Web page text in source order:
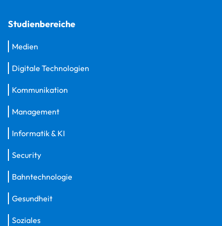
Studienbereiche
Medien
Digitale Technologien
Kommunikation
Management
Informatik & KI
Security
Bahntechnologie
Gesundheit
Soziales